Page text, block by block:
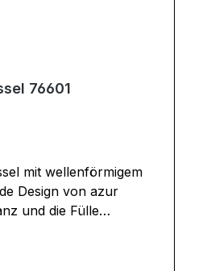
76601
mit wellenförmigem
Design von azur
und die Fülle